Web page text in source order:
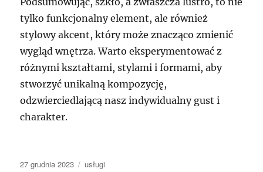
tylko funkcjonalny element, ale również
stylowy akcent, który może znacząco zmienić
wygląd wnętrza. Warto eksperymentować z
różnymi kształtami, stylami i formami, aby
stworzyć unikalną kompozycję,
odzwierciedlającą nasz indywidualny gust i
charakter.
Data
27 grudnia 2023 Kategorie
usługi